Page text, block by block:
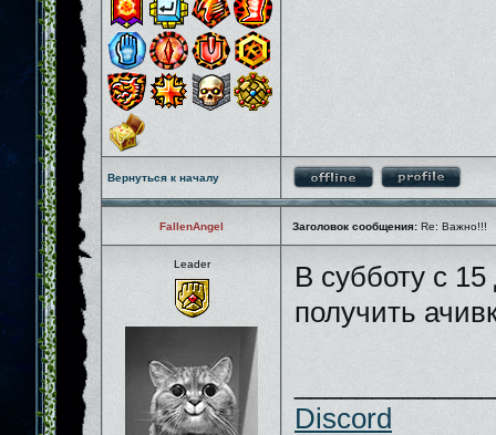
Вернуться к началу
FallenAngel Заголовок сообщения: Re: Важно!!!
Leader
В субботу с
получить
Discord